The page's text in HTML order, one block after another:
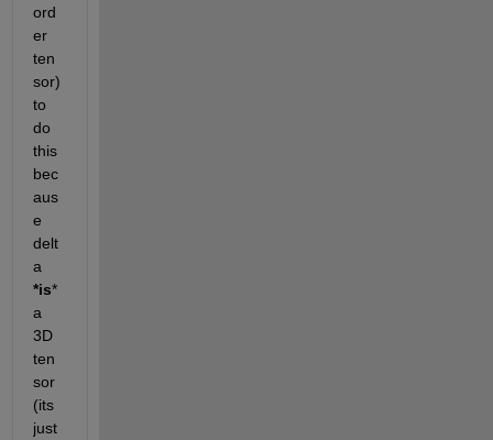
ord
er
ten
sor)
to
do
this
bec
aus
e
delt
a
*is*
a
3D
ten
sor
(its
just